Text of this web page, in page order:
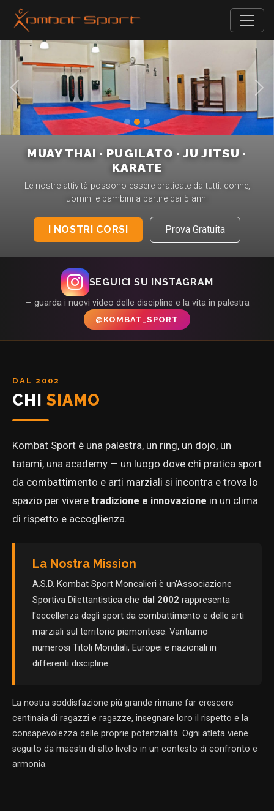
Precedente
MUAY THAI · PUGILATO · JU JITSU ·
KARATE
Le nostre attività possono essere praticate da tutti: donne,
uomini e bambini a partire dai 5 anni
I NOSTRI CORSI Prova Gratuita
SEGUICI SU INSTAGRAM
— guarda i nuovi video delle discipline e la vita in palestra
@KOMBAT_SPORT
DAL 2002
CHISIAMO
Kombat Sport è una palestra, un ring, un dojo, un
tatami, una academy — un luogo dove chi pratica sport
da combattimento e arti marziali si incontra e trova lo
spazio per vivere tradizione e innovazione in un clima
di rispetto e accoglienza.
La Nostra Mission
A.S.D. Kombat Sport Moncalieri è un'Associazione
Sportiva Dilettantistica che dal 2002 rappresenta
l'eccellenza degli sport da combattimento e delle arti
marziali sul territorio piemontese. Vantiamo
numerosi Titoli Mondiali, Europei e nazionali in
differenti discipline.
La nostra soddisfazione più grande rimane far crescere
centinaia di ragazzi e ragazze, insegnare loro il rispetto e la
consapevolezza delle proprie potenzialità. Ogni atleta viene
seguito da maestri di alto livello in un contesto di confronto e
armonia.